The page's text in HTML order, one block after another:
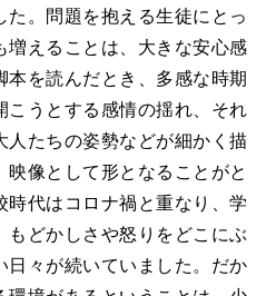
。問題を抱える生徒にとっ
えることは、大きな安心感
を読んだとき、多感な時期
うとする感情の揺れ、それ
たちの姿勢などが細かく描
像として形となることがと
代はコロナ禍と重なり、学
どかしさや怒りをどこにぶ
々が続いていました。だか